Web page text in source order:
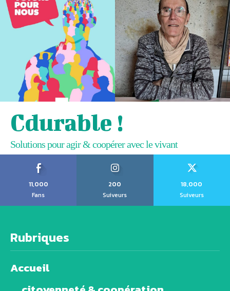
Cdurable !
Solutions pour agir & coopérer avec le vivant
11,000
Fans
200
Suiveurs
18,000
Suiveurs
Rubriques
Accueil